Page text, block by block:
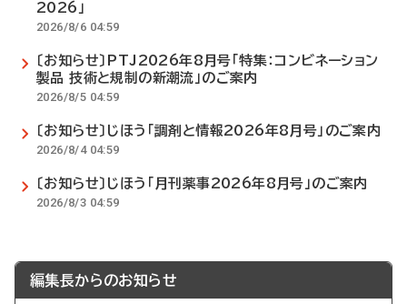
2026」
2026/8/6 04:59
〔お知らせ〕PTJ2026年8月号「特集：コンビネーション
製品 技術と規制の新潮流」のご案内
2026/8/5 04:59
〔お知らせ〕じほう「調剤と情報2026年8月号」のご案内
2026/8/4 04:59
〔お知らせ〕じほう「月刊薬事2026年8月号」のご案内
2026/8/3 04:59
編集長からのお知らせ